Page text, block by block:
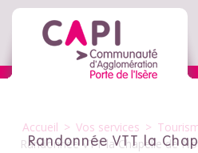
Accueil > Vos services >
Randonnée VTT la Chapelle de
Randonnée VTT la